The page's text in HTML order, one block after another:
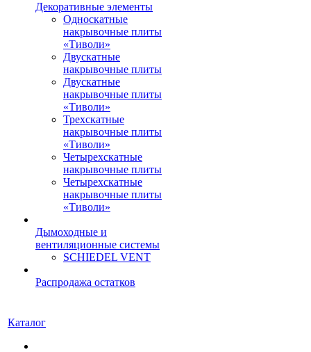
Декоративные элементы
Односкатные
накрывочные плиты
«Тиволи»
Двускатные
накрывочные плиты
Двускатные
накрывочные плиты
«Тиволи»
Трехскатные
накрывочные плиты
«Тиволи»
Четырехскатные
накрывочные плиты
Четырехскатные
накрывочные плиты
«Тиволи»
Дымоходные и
вентиляционные системы
SCHIEDEL VENT
Распродажа остатков
Каталог